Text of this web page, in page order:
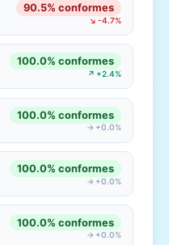
90.5% conformes
↘ -4.7%
100.0% conformes
↗ +2.4%
100.0% conformes
→ +0.0%
100.0% conformes
→ +0.0%
100.0% conformes
→ +0.0%